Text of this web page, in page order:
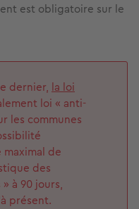
est obligatoire sur le
dernier, la loi
loi « anti-
les communes
maximal de
des
à 90 jours,
présent.